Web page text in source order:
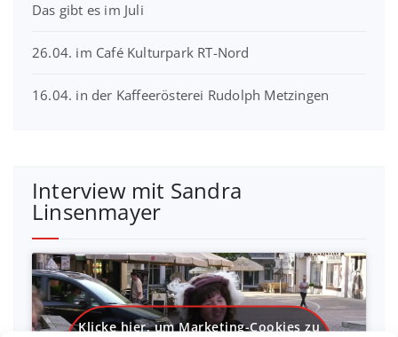
Das gibt es im Juli
26.04. im Café Kulturpark RT-Nord
16.04. in der Kaffeerösterei Rudolph Metzingen
Interview mit Sandra
Linsenmayer
Klicke hier, um Marketing-Cookies zu